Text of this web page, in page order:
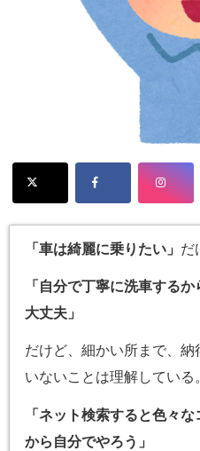
「車は綺麗に乗りたい」 だ
「自分で丁寧に洗車する
大丈夫」
だけど、細かい所まで、
いないことは理解している
「ネット検索すると色々
から自分でやろう」